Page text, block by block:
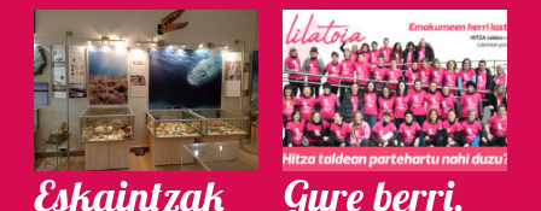
Eskaintzak Gure berri.